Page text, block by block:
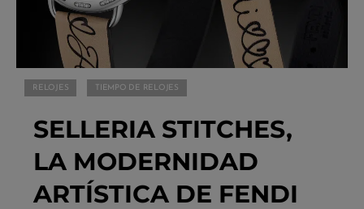
RELOJES TIEMPO DE RELOJES
SELLERIA STITCHES,
LA MODERNIDAD
ARTÍSTICA DE FENDI